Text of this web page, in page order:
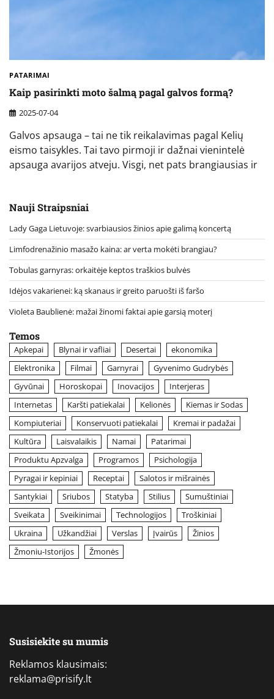
PATARIMAI
Kaip pasirinkti moto šalmą pagal galvos formą?
2025-07-04
Galvos apsauga – tai ne tik reikalavimas pagal Kelių
eismo taisykles. Tai tavo pirmoji ir dažnai vienintelė
apsauga avarijos atveju. Visgi, net pats brangiausias ir
Nauji Straipsniai
Lady Gaga Lietuvoje: svarbiausios žinios apie galimą koncertą
Limfodrenažinio masažo kaina: ar verta mokėti brangiau?
Tobulas garnyras: orkaitėje keptos traškios bulvės
Idėjos vakarienei: ką skanaus ir greito paruošti iš faršo
Violeta Baublienė: mažai žinomi faktai apie garsią moterį
Temos
Apkepai Blynai ir vafliai Desertai
ekonomika
Elektronika
Filmai Garnyrai
Gyvenimo Gudrybės
Gyvūnai
Horoskopai Inovacijos
Interjeras
Internetas
Karšti patiekalai Kelionės
Kiemas ir Sodas
Kompiuteriai
Konservuoti patiekalai
Kremai ir padažai
Kultūra
Laisvalaikis Namai
Patarimai
Produktu Apzvalga
Programos
Psichologija
Pyragai ir kepiniai
Receptai
Salotos ir mišrainės
Santykiai
Sriubos Statyba Stilius
Sumuštiniai
Sveikata
Sveikinimai Technologijos
Troškiniai
Ukraina
Užkandžiai Verslas Įvairūs
Žinios
Žmoniu-Istorijos
Žmonės
Susisiekite su mumis
Reklamos klausimais:
reklama@prisify.lt